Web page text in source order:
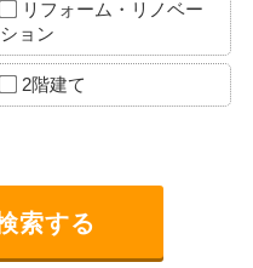
リフォーム・リノベー
ション
2階建て